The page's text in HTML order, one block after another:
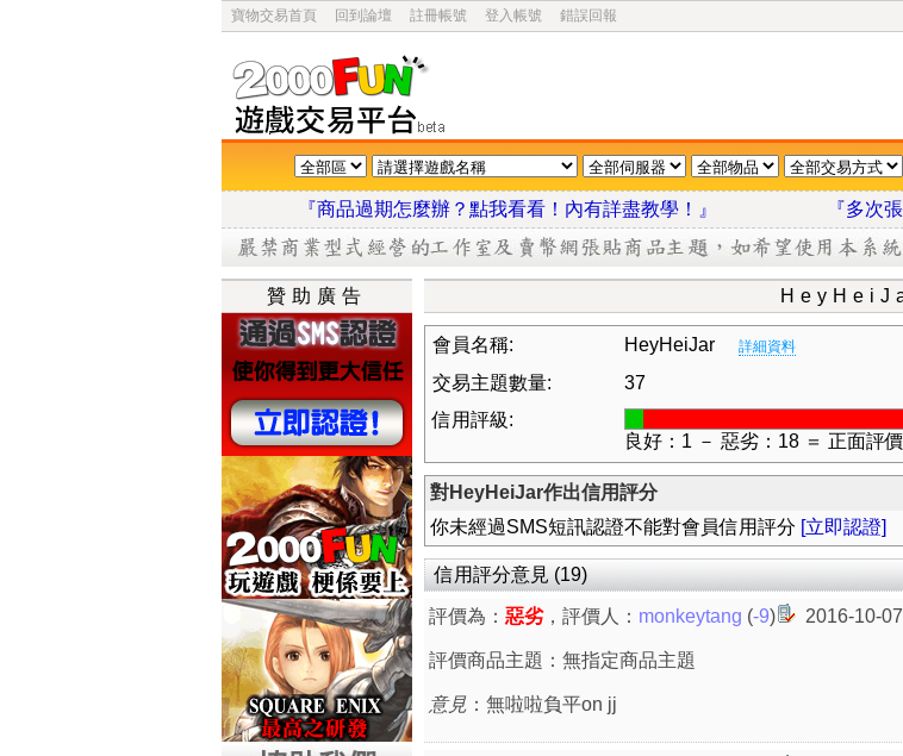
寶物交易首頁 回到論壇 註冊帳號 登入帳號 錯誤回報
『商品過期怎麼辦？點我看看！內有詳盡教學！』 『多次
贊助廣告
會員名稱: HeyHeiJar 詳細資料
交易主題數量:
37
信用評級:
良好：1 － 惡劣：18 ＝ 正面評
對HeyHeiJar作出信用評分
你未經過SMS短訊認證不能對會員信用評分 [立即認證]
信用評分意見 (19)
評價為： 惡劣，評價人： monkeytang (-9) 2016-10-07
評價商品主題：無指定商品主題
意見 ：無啦啦負平on jj